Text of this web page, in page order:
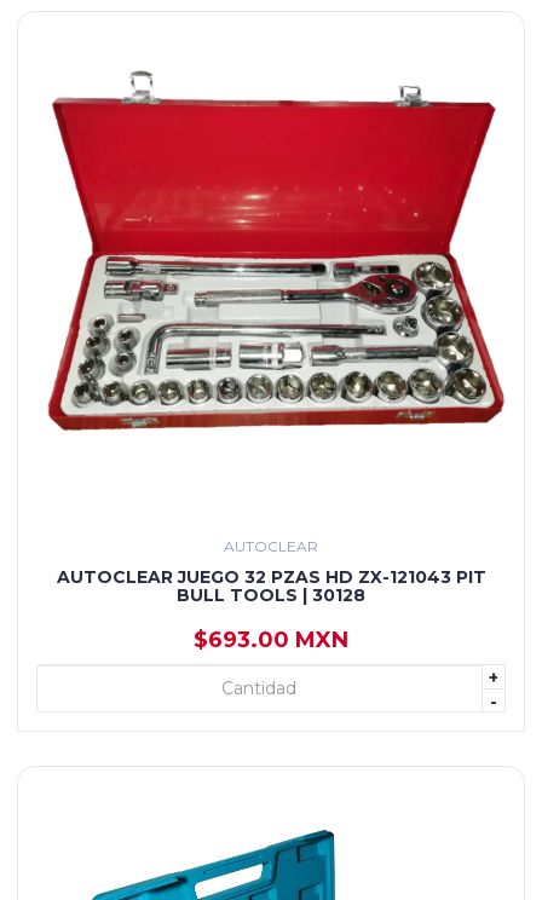
AUTOCLEAR
AUTOCLEAR JUEGO 32 PZAS HD ZX-121043 PIT
BULL TOOLS | 30128
$693.00 MXN
+
-
+ AGREGAR